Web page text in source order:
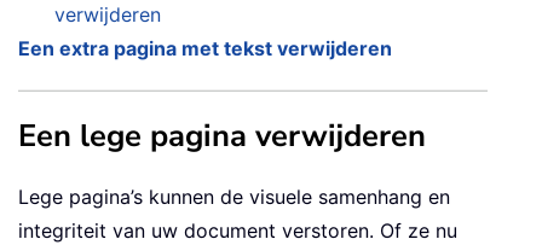
verwijderen
Een extra pagina met tekst verwijderen
Een lege pagina verwijderen
Lege pagina’s kunnen de visuele samenhang en
integriteit van uw document verstoren. Of ze nu